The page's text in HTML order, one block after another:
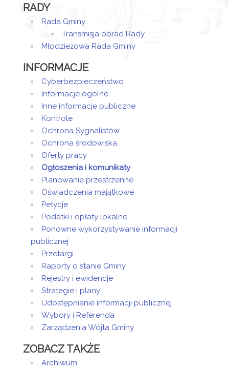
RADY
Rada Gminy
Transmisja obrad Rady
Młodzieżowa Rada Gminy
INFORMACJE
Cyberbezpieczeństwo
Informacje ogólne
Inne informacje publiczne
Kontrole
Ochrona Sygnalistów
Ochrona środowiska
Oferty pracy
Ogłoszenia i komunikaty
Planowanie przestrzenne
Oświadczenia majątkowe
Petycje
Podatki i opłaty lokalne
Ponowne wykorzystywanie informacji
publicznej
Przetargi
Raporty o stanie Gminy
Rejestry i ewidencje
Strategie i plany
Udostępnianie informacji publicznej
Wybory i Referenda
Zarządzenia Wójta Gminy
ZOBACZ TAKŻE
Archiwum